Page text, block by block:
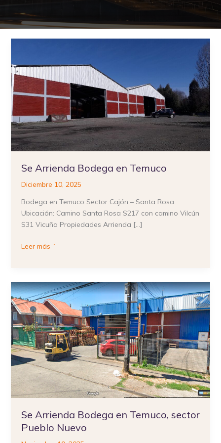
Se Arrienda Bodega en Temuco
Diciembre 10, 2025
Bodega en Temuco Sector Cajón – Santa Rosa
Ubicación: Camino Santa Rosa S217 con camino Vilcún
S31 Vicuña Propiedades Arrienda […]
Bodega
en
Temuco
Leer más ”
Se Arrienda Bodega en Temuco, sector
Pueblo Nuevo
Se
Arrienda
Bodega
en
Temuco,
sector
Pueblo
Nuevo